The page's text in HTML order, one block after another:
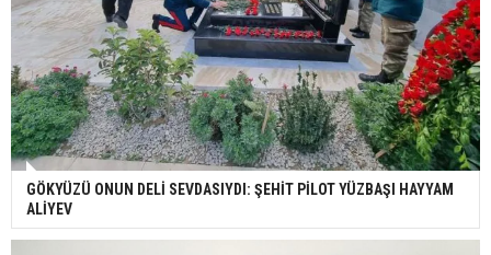
GÖKYÜZÜ ONUN DELİ SEVDASIYDI: ŞEHİT PİLOT YÜZBAŞI HAYYAM
ALİYEV